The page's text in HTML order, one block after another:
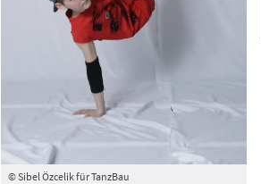
© Sibel Özcelik für TanzBau